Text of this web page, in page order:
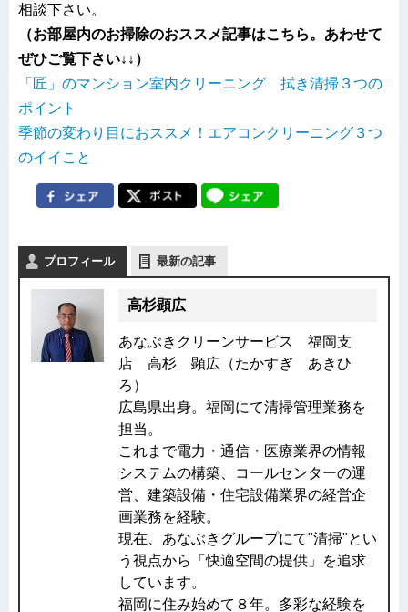
相談下さい。
（お部屋内のお掃除のおススメ記事はこちら。あわせて
ぜひご覧下さい↓↓）
「匠」のマンション室内クリーニング 拭き清掃３つの
ポイント
季節の変わり目におススメ！エアコンクリーニング３つ
のイイこと
プロフィール 最新の記事
高杉顕広
あなぶきクリーンサービス 福岡支
店 高杉 顕広（たかすぎ あきひ
ろ）
広島県出身。福岡にて清掃管理業務を
担当。
これまで電力・通信・医療業界の情報
システムの構築、コールセンターの運
営、建築設備・住宅設備業界の経営企
画業務を経験。
現在、あなぶきグループにて"清掃"とい
う視点から「快適空間の提供」を追求
しています。
福岡に住み始めて８年。多彩な経験を